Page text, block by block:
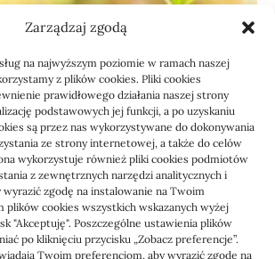
Zarządzaj zgodą
na najwyższym poziomie w ramach naszej
z plików cookies. Pliki cookies
prawidłowego działania naszej strony
podstawowych jej funkcji, a po uzyskaniu
są przez nas wykorzystywane do dokonywania
ze strony internetowej, a także do celów
wykorzystuje również pliki cookies podmiotów
z zewnętrznych narzędzi analitycznych i
zgodę na instalowanie na Twoim
plików cookies wszystkich wskazanych wyżej
"Akceptuję". Poszczególne ustawienia plików
po kliknięciu przycisku „Zobacz preferencje”.
Twoim preferencjom, aby wyrazić zgodę na
przejęcie
przez biuro